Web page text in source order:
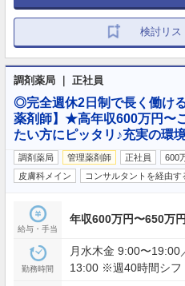
検討リス
調剤薬局 ｜ 正社員
◎完全週休2日制で長く働け
薬剤師】★高年収600万円〜
たい方にピッタリ♪充実の環
調剤薬局 管理薬剤師 正社員 600
皮膚科メイン
コンサルタントを経由す
給与・手当
年収600万円〜650万円
勤務時間
月水木金 9:00〜
13:00 ※週40時間シフ